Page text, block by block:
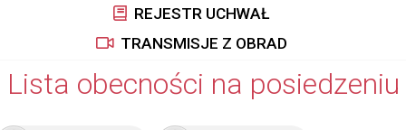
REJESTR UCHWAŁ
TRANSMISJE Z OBRAD
Lista obecności na posiedzeniu